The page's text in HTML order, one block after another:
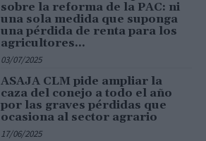
sobre la reforma de la PAC: ni
una sola medida que suponga
una pérdida de renta para los
agricultores...
03/07/2025
ASAJA CLM pide ampliar la
caza del conejo a todo el año
por las graves pérdidas que
ocasiona al sector agrario
17/06/2025